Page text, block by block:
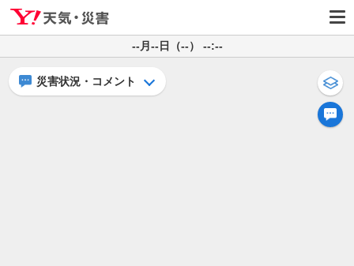
--月--日（--） --:--
災害状況・コメント